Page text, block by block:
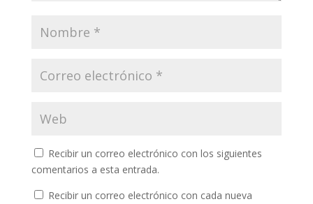
Recibir un correo electrónico con los siguientes
comentarios a esta entrada.
Recibir un correo electrónico con cada nueva